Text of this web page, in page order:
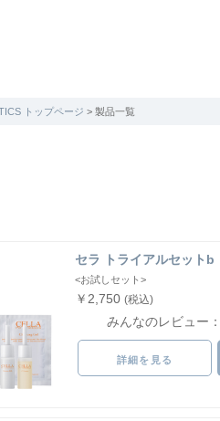
トップページ > 製品一覧
セラ トライアルセットb
<お試しセット>
￥2,750 (税込)
みんなのレビュー：
詳細を見る